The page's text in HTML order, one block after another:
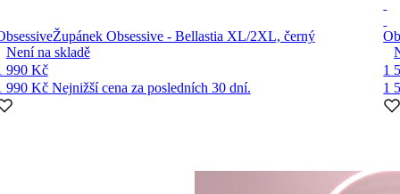
Župánek Obsessive - Bellastia XL/2XL, černý
Není na skladě
990 Kč
990 Kč Nejnižší cena za posledních 30 dní.
1
1